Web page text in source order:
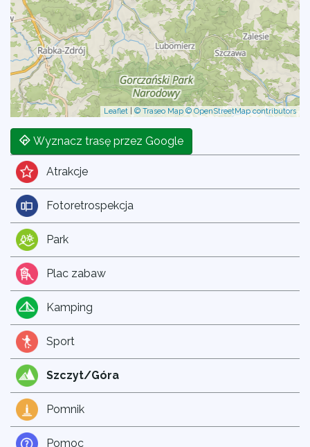
Leaflet © Traseo Map © OpenStreetMap contributors
Wyznacz trasę przez Google
Atrakcje
Fotoretrospekcja
Park
Plac zabaw
Kamping
Sport
Szczyt/Góra
Pomnik
Pomoc